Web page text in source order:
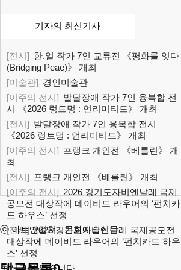
기자의 최신기사
[전시] 한.일 작가 7인 교류전 《평화를 잇다
(Bridging Peae)》 개최
[미술관] 경인미술관
[이주의 전시] 발달장애 작가 7인 융복합 전
시 《2026 렁트멍 : 언리미티드》 개최
[전시] 발달장애 작가 7인 융복합 전시
《2026 렁트멍 : 언리미티드》 개최
[이주의 전시] 프랭크 개인전 《베를린》 개
최
[전시] 프랭크 개인전 《베를린》 개최
[이주의 전시] 2026 경기도자비엔날레 국제
공모전 대상작에 데이비드 라우어의 ‘펀치카
드 하우스’ 선정
[전시] 2026 경기도자비엔날레 국제공모전
대상작에 데이비드 라우어의 ‘펀치카드 하우
스’ 선정
최신글이 없습니다.
ⓒ 아트앤컬쳐 - 문화예술신문